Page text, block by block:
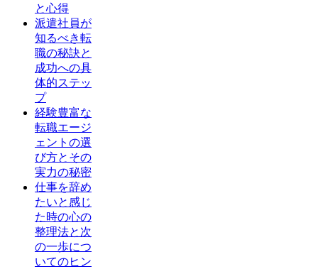
と心得
派遣社員が
知るべき転
職の秘訣と
成功への具
体的ステッ
プ
経験豊富な
転職エージ
ェントの選
び方とその
実力の秘密
仕事を辞め
たいと感じ
た時の心の
整理法と次
の一歩につ
いてのヒン